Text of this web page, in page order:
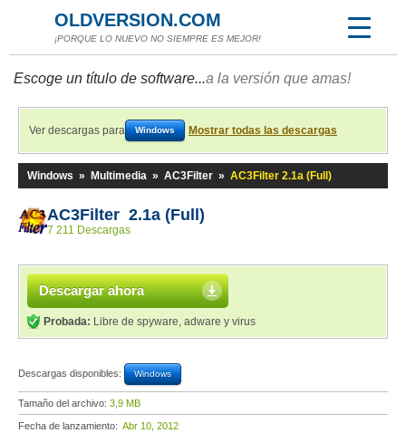
OLDVERSION.COM
¡PORQUE LO NUEVO NO SIEMPRE ES MEJOR!
Escoge un título de software...a la versión que amas!
Ver descargas para Windows Mostrar todas las descargas
Windows » Multimedia » AC3Filter » AC3Filter 2.1a (Full)
AC3Filter 2.1a (Full)
7 211 Descargas
Descargar ahora
Probada: Libre de spyware, adware y virus
Descargas disponibles: Windows
Tamaño del archivo: 3,9 MB
Fecha de lanzamiento: Abr 10, 2012